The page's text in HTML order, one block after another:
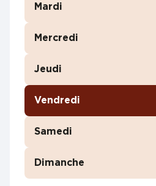
Mardi
Mercredi
Jeudi
Vendredi
Samedi
Dimanche